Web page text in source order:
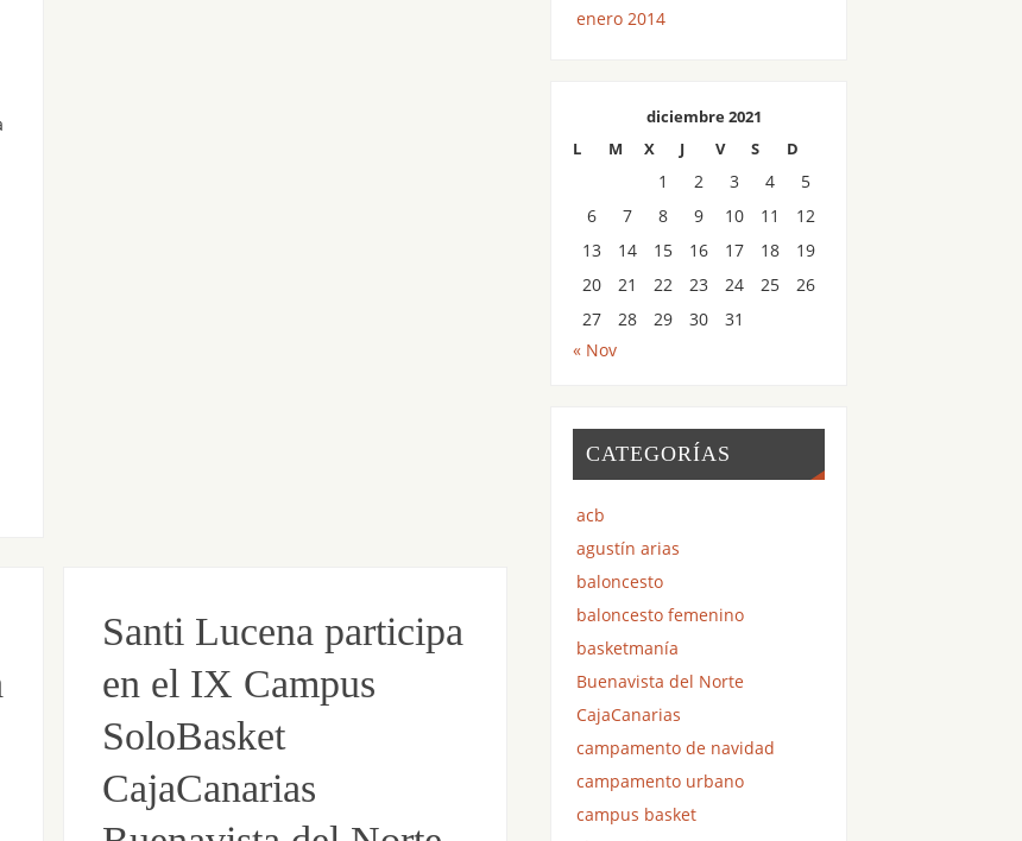
Santi Lucena participa
en el IX Campus
SoloBasket
CajaCanarias
enero 2014
diciembre 2021
L
M X J V S D
« Nov
1 2 3 4
5
6
7 8 9 10 11
12
13
14 15 16 17 18
19
20
21 22 23 24 25
26
27
28 29 30 31
CATEGORÍAS
acb
agustín arias
baloncesto
baloncesto femenino
basketmanía
Buenavista del Norte
CajaCanarias
campamento de navidad
campamento urbano
campus basket